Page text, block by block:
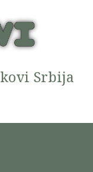
Srbija